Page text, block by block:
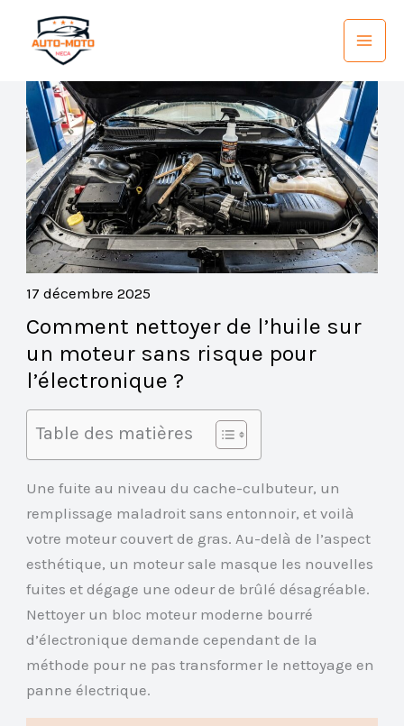
contenu
17 décembre 2025
Comment nettoyer de l’huile sur
un moteur sans risque pour
l’électronique ?
Table des matières
Une fuite au niveau du cache-culbuteur, un
remplissage maladroit sans entonnoir, et voilà
votre moteur couvert de gras. Au-delà de l’aspect
esthétique, un moteur sale masque les nouvelles
fuites et dégage une odeur de brûlé désagréable.
Nettoyer un bloc moteur moderne bourré
d’électronique demande cependant de la
méthode pour ne pas transformer le nettoyage en
panne électrique.